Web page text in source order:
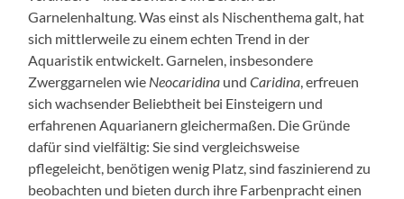
Garnelenhaltung. Was einst als Nischenthema galt, hat
sich mittlerweile zu einem echten Trend in der
Aquaristik entwickelt. Garnelen, insbesondere
Zwerggarnelen wie Neocaridina undCaridina , erfreuen
sich wachsender Beliebtheit bei Einsteigern und
erfahrenen Aquarianern gleichermaßen. Die Gründe
dafür sind vielfältig: Sie sind vergleichsweise
pflegeleicht, benötigen wenig Platz, sind faszinierend zu
beobachten und bieten durch ihre Farbenpracht einen